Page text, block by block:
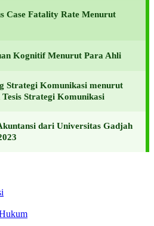
Case Fatality Rate Menurut
Kognitif Menurut Para Ahli
Strategi Komunikasi menurut
Strategi Komunikasi
dari Universitas Gadjah